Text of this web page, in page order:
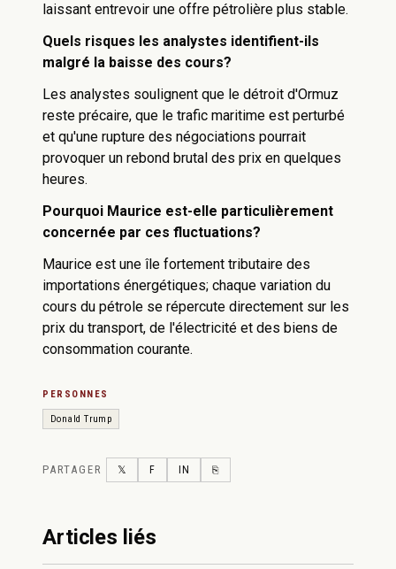
laissant entrevoir une offre pétrolière plus stable.
Quels risques les analystes identifient-ils
malgré la baisse des cours?
Les analystes soulignent que le détroit d'Ormuz
reste précaire, que le trafic maritime est perturbé
et qu'une rupture des négociations pourrait
provoquer un rebond brutal des prix en quelques
heures.
Pourquoi Maurice est-elle particulièrement
concernée par ces fluctuations?
Maurice est une île fortement tributaire des
importations énergétiques; chaque variation du
cours du pétrole se répercute directement sur les
prix du transport, de l'électricité et des biens de
consommation courante.
PERSONNES
Donald Trump
PARTAGER 𝕏 TWITTER
F FACEBOOK
IN LINKEDIN
⎘COPY LINK
Articles liés